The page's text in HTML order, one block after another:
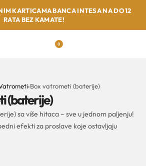
KARTICAMA BANCA INTESA NA DO 12
RATA BEZ KAMATE!
0
›Box vatrometi (baterije)
(baterije)
sa više hitaca – sve u jednom paljenju!
efekti za proslave koje ostavljaju